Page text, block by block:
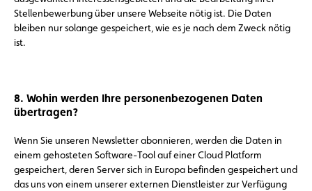
Stellenbewerbung über unsere Webseite nötig ist. Die Daten
bleiben nur solange gespeichert, wie es je nach dem Zweck nötig
ist.
8. Wohin werden Ihre personenbezogenen Daten
übertragen?
Wenn Sie unseren Newsletter abonnieren, werden die Daten in
einem gehosteten Software-Tool auf einer Cloud Platform
gespeichert, deren Server sich in Europa befinden gespeichert und
das uns von einem unserer externen Dienstleister zur Verfügung